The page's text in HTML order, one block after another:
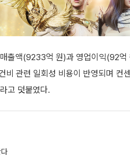
출액(9233억 원)과 영업이익(92억
비 관련 일회성 비용이 반영되며 컨
고 덧붙였다.